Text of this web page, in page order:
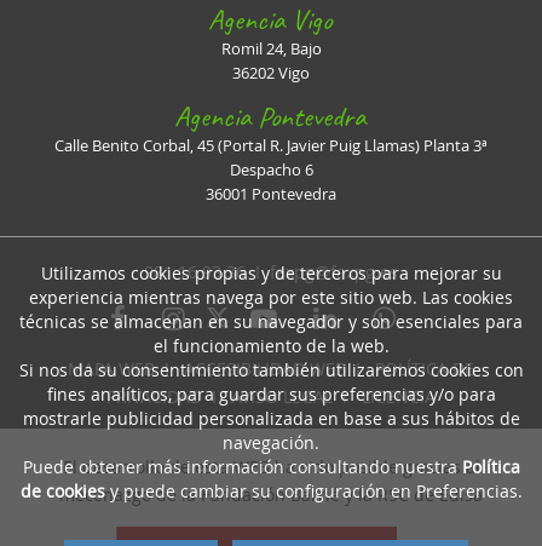
Agencia Vigo
Romil 24, Bajo
36202 Vigo
Agencia Pontevedra
Calle Benito Corbal, 45 (Portal R. Javier Puig Llamas) Planta 3ª
Despacho 6
36001 Pontevedra
981 16 93 36 Ifaxpg@faxpg.es
MAPA WEBIACCESIBILIDAD WEBIPOLÍTICA DE
PRIVACIDADIAVISO LEGALILICENCIA
El desarrollo de esta WEB ha sido posible gracias al
mecenazgo de la Fundación Barrié y la RSC de Edisa
Utilizamos cookies propias y de terceros para mejorar su
experiencia mientras navega por este sitio web. Las cookies
técnicas se almacenan en su navegador y son esenciales para
el funcionamiento de la web.
Si nos da su consentimiento también utilizaremos cookies con
fines analíticos, para guardar sus preferencias y/o para
mostrarle publicidad personalizada en base a sus hábitos de
navegación.
Puede obtener más información consultando nuestraPolítica
de cookiesy puede cambiar su configuración en Preferencias.